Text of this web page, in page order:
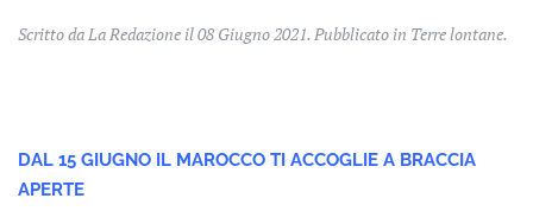
Scritto da La Redazione il08 Giugno 2021. Pubblicato in Terre lontane.
DAL 15 GIUGNO IL MAROCCO TI ACCOGLIE A BRACCIA
APERTE